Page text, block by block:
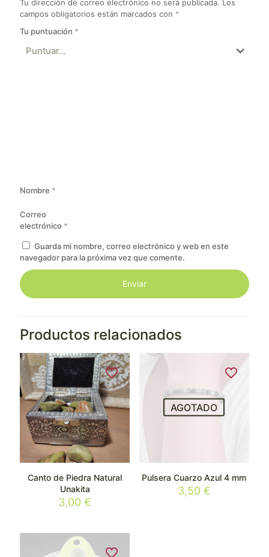
Tu dirección de correo electrónico no será publicada.
Los
campos obligatorios están marcados con *
Tu puntuación *
Nombre *
Correo
electrónico *
Guarda mi nombre, correo electrónico y web en este
navegador para la próxima vez que comente.
Productos relacionados
Canto de Piedra Natural
Unakita
3,00€
AGOTADO
Pulsera Cuarzo Azul 4 mm
3,50 €